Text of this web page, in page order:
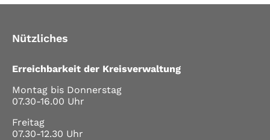
Nützliches
Erreichbarkeit der Kreisverwaltung
Montag bis Donnerstag
07.30-16.00 Uhr
Freitag
07.30-12.30 Uhr